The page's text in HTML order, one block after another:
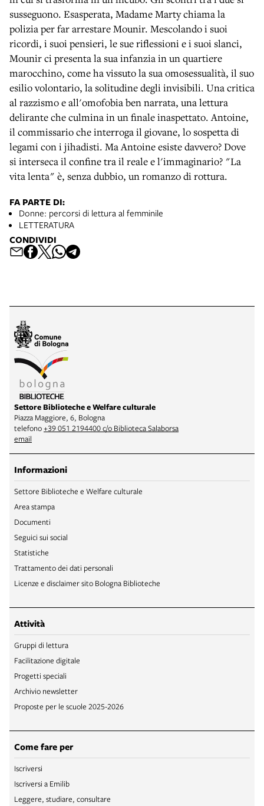
susseguono. Esasperata, Madame Marty chiama la
polizia per far arrestare Mounir. Mescolando i suoi
ricordi, i suoi pensieri, le sue riflessioni e i suoi slanci,
Mounir ci presenta la sua infanzia in un quartiere
marocchino, come ha vissuto la sua omosessualità, il suo
esilio volontario, la solitudine degli invisibili. Una critica
al razzismo e all'omofobia ben narrata, una lettura
delirante che culmina in un finale inaspettato. Antoine,
il commissario che interroga il giovane, lo sospetta di
legami con i jihadisti. Ma Antoine esiste davvero? Dove
si interseca il confine tra il reale e l'immaginario? "La
vita lenta" è, senza dubbio, un romanzo di rottura.
FA PARTE DI:
Donne: percorsi di lettura al femminile
LETTERATURA
CONDIVIDI
Settore Biblioteche e Welfare culturale
Piazza Maggiore, 6, Bologna
telefono+39 051 2194400 c/o Biblioteca Salaborsa
email
Informazioni
Settore Biblioteche e Welfare culturale
Area stampa
Documenti
Seguici sui social
Statistiche
Trattamento dei dati personali
Licenze e disclaimer sito Bologna Biblioteche
Attività
Gruppi di lettura
Facilitazione digitale
Progetti speciali
Archivio newsletter
Proposte per le scuole 2025-2026
Come fare per
Iscriversi
Iscriversi a Emilib
Leggere, studiare, consultare